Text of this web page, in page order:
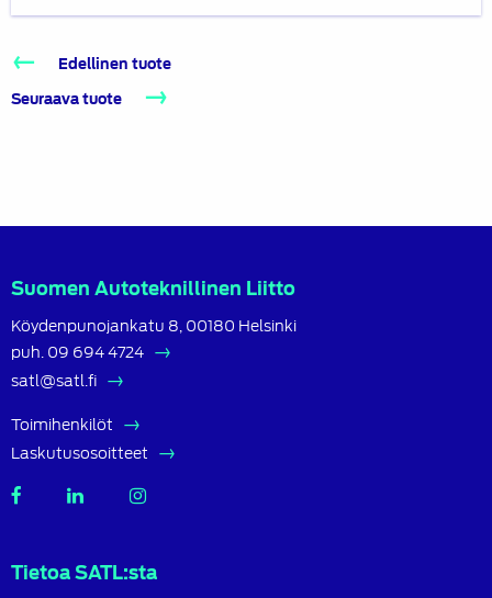
Edellinen tuote
Seuraava tuote
Suomen Autoteknillinen Liitto
Köydenpunojankatu 8, 00180 Helsinki
puh. 09 694 4724
satl@satl.fi
Toimihenkilöt
Laskutusosoitteet
SATL
SATL
Tietoa SATL:sta